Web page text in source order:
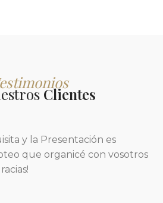
Clientes
y la Presentación es
que organicé con vosotros